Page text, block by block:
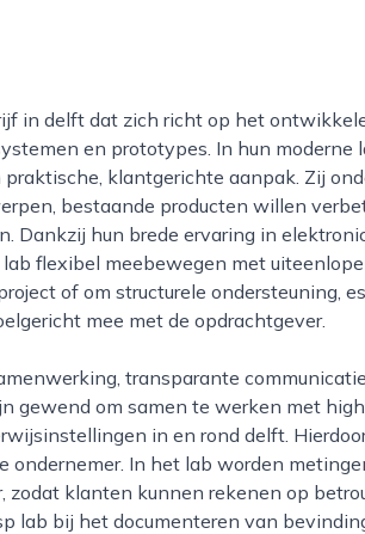
en prototypes. In hun moderne
klantgerichte aanpak. Zij
bestaande producten willen
Dankzij hun brede ervaring in
flexibel meebewegen met
of om structurele ondersteuning,
mee met de opdrachtgever.
gewend om samen te werken met
in en rond delft.
ondernemer. In het lab worden
zodat klanten kunnen rekenen op
lab bij het documenteren van